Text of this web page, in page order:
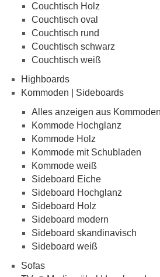
Couchtisch Holz
Couchtisch oval
Couchtisch rund
Couchtisch schwarz
Couchtisch weiß
Highboards
Kommoden | Sideboards
Alles anzeigen aus
Kommode Hochglanz
Kommode Holz
Kommode mit Schubladen
Kommode weiß
Sideboard Eiche
Sideboard Hochglanz
Sideboard Holz
Sideboard modern
Sideboard skandinavisch
Sideboard weiß
Sofas